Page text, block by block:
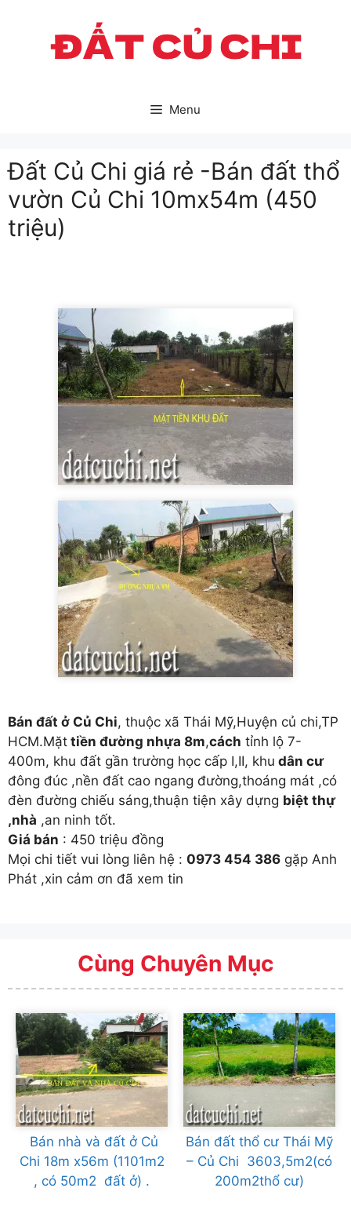
Menu
Đất Củ Chi giá rẻ -Bán đất thổ
vườn Củ Chi 10mx54m (450
triệu)
Bán đất ở Củ Chi, thuộc xã Thái Mỹ,Huyện củ chi,TP
HCM.Mặt tiền đường nhựa 8m,cách tỉnh lộ 7-
400m, khu đất gần trường học cấp I,II, khu dân cư
đông đúc ,nền đất cao ngang đường,thoáng mát ,có
đèn đường chiếu sáng,thuận tiện xây dựng biệt thự
,nhà ,an ninh tốt.
Giá bán : 450 triệu đồng
Mọi chi tiết vui lòng liên hệ : 0973 454 386 gặp Anh
Phát ,xin cảm ơn đã xem tin
Cùng Chuyên Mục
Bán nhà và đất ở Củ
Chi 18m x56m (1101m2
, có 50m2 đất ở) .
Bán đất thổ cư Thái Mỹ
– Củ Chi 3603,5m2(có
200m2thổ cư)